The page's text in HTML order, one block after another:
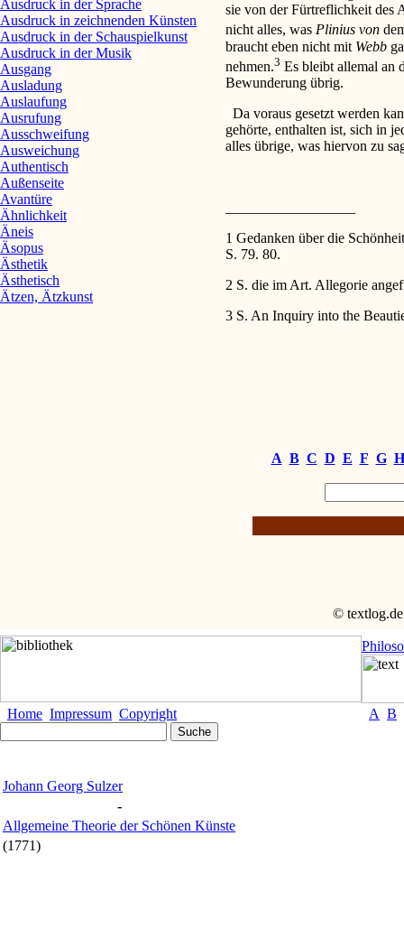
sie von der Fürtreflichkeit des
nicht alles, was Plinius von
braucht eben nicht mit Webb
nehmen.3 Es bleibt allemal an
Bewunderung übrig.
Da voraus gesetzt werden
gehörte, enthalten ist, sich in
alles übrige, was hiervon zu
1 Gedanken über die
S. 79. 80.
2 S. die im Art. Allegorie
3 S. An Inquiry into the
A B C D E F G H
Ausdruck in der Sprache
Ausdruck in zeichnenden Künsten
Ausdruck in der Schauspielkunst
Ausdruck in der Musik
Ausgang
Ausladung
Auslaufung
Ausrufung
Ausschweifung
Ausweichung
Authentisch
Außenseite
Avantüre
Ähnlichkeit
Äneis
Äsopus
Ästhetik
Ästhetisch
Ätzen, Ätzkunst
© textlog.de
Home Impressum Copyright A B
Johann Georg Sulzer
-
Allgemeine Theorie der Schönen Künste
(1771)